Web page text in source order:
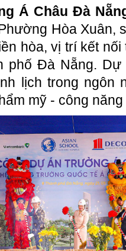
Á Châu Đà
Hòa Xuân,
hòa, vị trí kết
phố Đà Nẵng.
lịch trong ngôn
mỹ - công